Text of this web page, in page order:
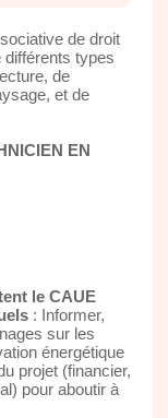
de droit
différents types
de
et de
EN
le CAUE
: Informer,
sur les
énergétique
projet (financier,
pour aboutir à